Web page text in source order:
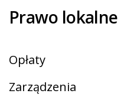
Prawo lokalne
Opłaty
Zarządzenia